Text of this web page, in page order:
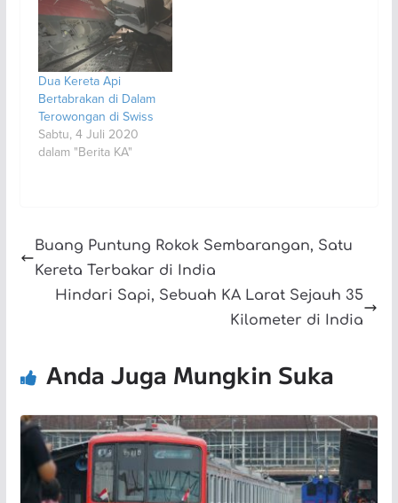
Dua Kereta Api
Bertabrakan di Dalam
Terowongan di Swiss
Sabtu, 4 Juli 2020
dalam "Berita KA"
Buang Puntung Rokok Sembarangan, Satu
Kereta Terbakar di India
Hindari Sapi, Sebuah KA Larat Sejauh 35
Kilometer di India
Anda Juga Mungkin Suka